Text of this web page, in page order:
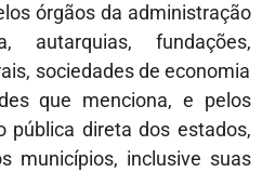
órgãos da administração
autarquias, fundações,
sociedades de economia
que menciona, e pelos
pública direta dos estados,
municípios, inclusive suas